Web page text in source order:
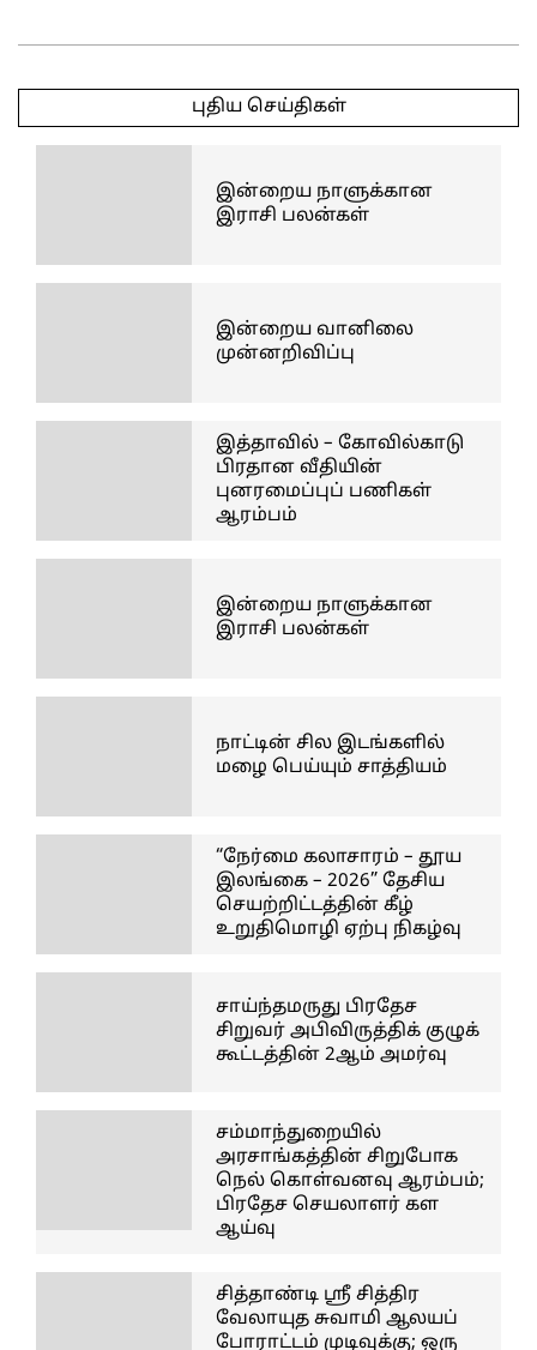
05-
புதிய செய்திகள்
இன்றைய நாளுக்கான
இராசி பலன்கள்
இன்றைய வானிலை
முன்னறிவிப்பு
இத்தாவில் – கோவில்காடு
பிரதான வீதியின்
புனரமைப்புப் பணிகள்
ஆரம்பம்
இன்றைய நாளுக்கான
இராசி பலன்கள்
நாட்டின் சில இடங்களில்
மழை பெய்யும் சாத்தியம்
“நேர்மை கலாசாரம் – தூய
இலங்கை – 2026” தேசிய
செயற்றிட்டத்தின் கீழ்
உறுதிமொழி ஏற்பு நிகழ்வு
சாய்ந்தமருது பிரதேச
சிறுவர் அபிவிருத்திக் குழுக்
கூட்டத்தின் 2ஆம் அமர்வு
சம்மாந்துறையில்
அரசாங்கத்தின் சிறுபோக
நெல் கொள்வனவு ஆரம்பம்;
பிரதேச செயலாளர் கள
ஆய்வு
சித்தாண்டி ஸ்ரீ சித்திர
வேலாயுத சுவாமி ஆலயப்
போராட்டம் முடிவுக்கு; ஒரு